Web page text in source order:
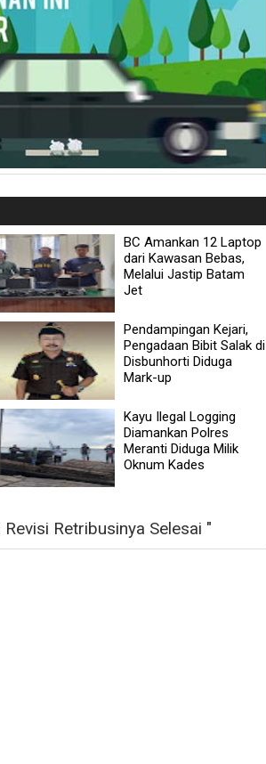
BC Amankan 12 Laptop
dari Kawasan Bebas,
Melalui Jastip Batam
Jet
Pendampingan Kejari,
Pengadaan Bibit Salak di
Disbunhorti Diduga
Mark-up
Kayu Ilegal Logging
Diamankan Polres
Meranti Diduga Milik
Oknum Kades
Retribusinya Selesai "